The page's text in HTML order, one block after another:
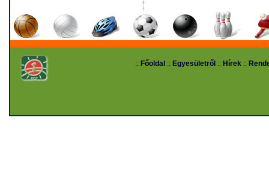
:: Főoldal :: Egyesületről :: Hírek ::